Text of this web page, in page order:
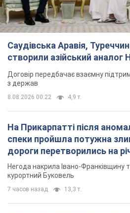
Саудівська Аравія,
створили азійський
Договір передбачає взаємну
з держав
8.08.2026 00:22 4,9 т.
На Прикарпатті після
спеки пройшла потужна
дороги перетворились на
Відео
Негода накрила Івано-Франківщину
курортний Буковель
7 часов назад 13,3 т.